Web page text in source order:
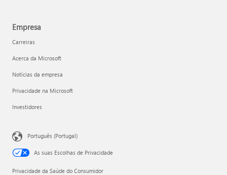
Empresa
Carreiras
Acerca da Microsoft
Notícias da empresa
Privacidade na Microsoft
Investidores
Português (Portugal)
As suas Escolhas de Privacidade
Privacidade da Saúde do Consumidor